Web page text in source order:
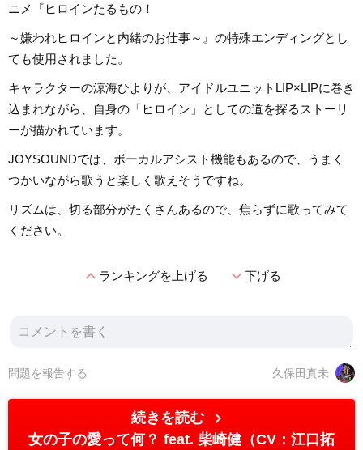
ニメ『ヒロインたるもの！
～嫌われヒロインと内緒のお仕事～』の特殊エンディングとし
ても使用されました。
キャラクターの涼海ひよりが、アイドルユニットLIP×LIPに巻き
込まれながら、自身の「ヒロイン」としての道を探るストーリ
ーが描かれています。
JOYSOUNDでは、ボーカルアシスト機能もあるので、うまく
つかいながら歌うと楽しく歌えそうですね。
リズムは、切る部分がたくさんあるので、焦らずに歌ってみて
ください。
expand_lessランキングを上げる expand_more下げる
久保田真未
問題を報告する
続きを読む chevron_right
女の子の愛って何？ feat. 柴崎健（CV：江口拓